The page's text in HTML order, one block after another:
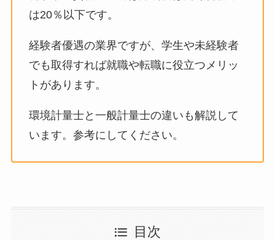
は20％以下です。
経験者優遇の業界ですが、学生や未経験者
でも取得すれば就職や転職に役立つメリッ
トがあります。
環境計量士と一般計量士の違いも解説して
います。参考にしてください。
目次